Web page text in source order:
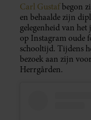
Carl Gustafbegon
en behaalde zijn
gelegenheid van
op Instagram oude
schooltijd. Tijdens
bezoek aan zijn
Herrgården.